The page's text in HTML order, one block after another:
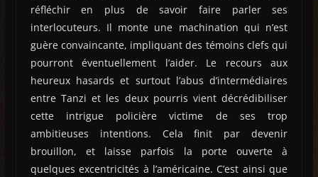
réfléchir en plus de savoir faire parler ses
interlocuteurs. Il monte une machination qui n’est
guère convaincante, impliquant des témoins clefs qui
pourront éventuellement l’aider. Le recours aux
heureux hasards et surtout l’abus d’intermédiaires
entre Tanzi et les deux pourris vient décrédibiliser
cette intrigue policière victime de ses trop
ambitieuses intentions. Cela finit par devenir
brouillon, et laisse parfois la porte ouverte à
quelques excentricités à l’américaine. C’est ainsi que